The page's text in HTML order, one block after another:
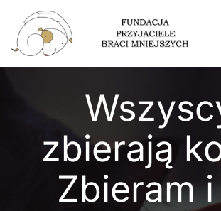
Przejdź
zawartości
Adopcje
zbierają
Zbieram